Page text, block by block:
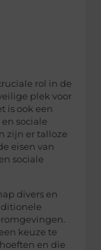
rol in de
plek voor
is ook een
sociale
zijn er talloze
eisen van
sociale
divers en
keuze te
en die